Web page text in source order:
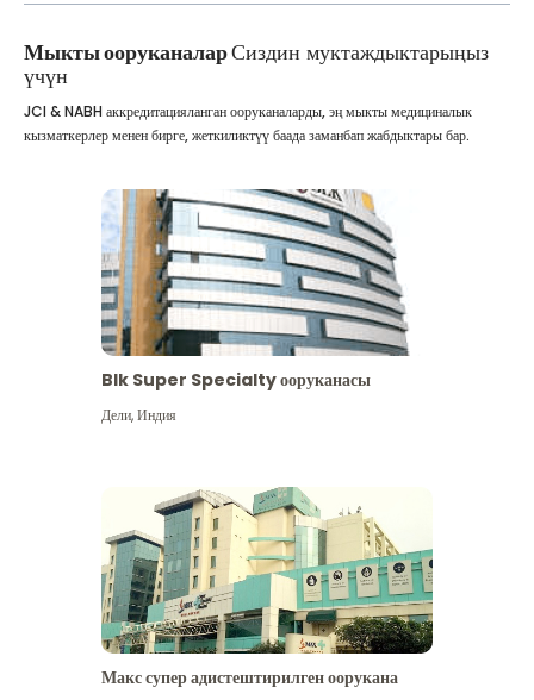
Мыкты ооруканаларСиздин муктаждыктарыңыз
үчүн
JCI & NABH аккредитацияланган ооруканаларды, эң мыкты медициналык
кызматкерлер менен бирге, жеткиликтүү баада заманбап жабдыктары бар.
Blk Super Specialty ооруканасы
Дели,Индия
Макс супер адистештирилген оорукана